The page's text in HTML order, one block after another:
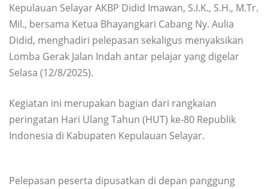
Kepulauan Selayar AKBP Didid Imawan, S.I.K., S.H., M.Tr.
Mil., bersama Ketua Bhayangkari Cabang Ny. Aulia
Didid, menghadiri pelepasan sekaligus menyaksikan
Lomba Gerak Jalan Indah antar pelajar yang digelar
Selasa (12/8/2025).
Kegiatan ini merupakan bagian dari rangkaian
peringatan Hari Ulang Tahun (HUT) ke-80 Republik
Indonesia di Kabupaten Kepulauan Selayar.
Pelepasan peserta dipusatkan di depan panggung